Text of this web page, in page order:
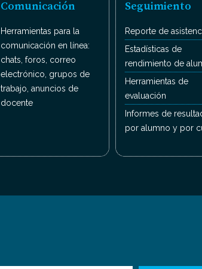
Comunicación
Herramientas para la
comunicación en línea:
chats, foros, correo
electrónico, grupos de
trabajo, anuncios de
docente
Seguimiento
Reporte de
Estadísticas de
rendimiento de
Herramientas de
evaluación
Informes de
por alumno y por